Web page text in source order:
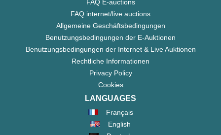
FAQ E-auctions
FAQ internet/live auctions
Allgemeine Geschäftsbedingungen
Benutzungsbedingungen der E-Auktionen
Benutzungsbedingungen der Internet & Live Auktionen
Rechtliche Informationen
Privacy Policy
Cookies
LANGUAGES
Français
English